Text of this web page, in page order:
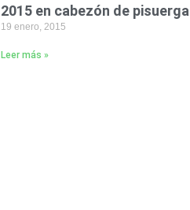
2015 en cabezón de pisuerga
19 enero, 2015
Leer más »